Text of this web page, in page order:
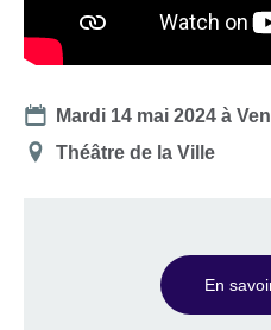
Date
Mardi 14 mai 2024 à
Lieu
Théâtre de la Ville
En